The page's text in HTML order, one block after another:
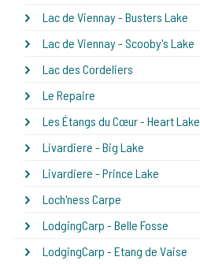
Lac de Viennay - Busters Lake
Lac de Viennay - Scooby's Lake
Lac des Cordeliers
Le Repaire
Les Étangs du Cœur - Heart Lake
Livardiere - Big Lake
Livardiere - Prince Lake
Loch'ness Carpe
LodgingCarp - Belle Fosse
LodgingCarp - Etang de Vaise